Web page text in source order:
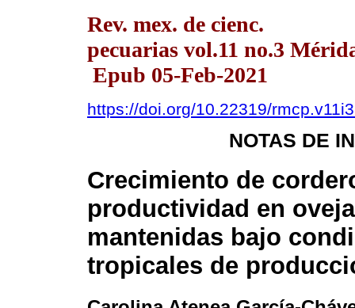
Rev. mex. de cienc.
pecuarias vol.11 no.3
Epub 05-Feb-2021
https://doi.org/10.22319/
NOTAS DE
Crecimiento de
productividad en
mantenidas bajo
tropicales de